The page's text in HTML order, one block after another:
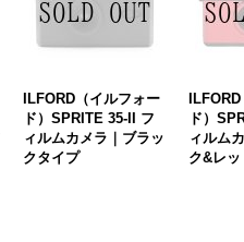
ILFORD（イルフォー
ド）SPRITE 35-II フ
ィルムカメラ｜ブラッ
クタイプ
ド）
ィルム
ク&レッ